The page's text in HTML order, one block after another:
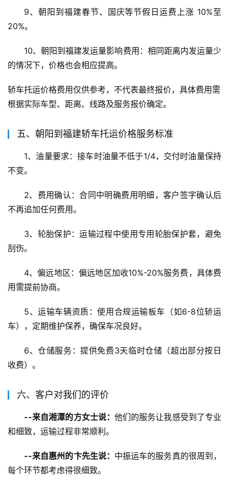
9、朝阳到福建春节、国庆等节假日运费上涨 10%至
20%。
10、朝阳到福建发运量影响费用：相同距离内发运量少
的情况下，价格也会相应提高。
轿车托运价格费用仅供参考，不代表最终报价，具体费用需
根据实际车型、距离、线路及服务报价确定。
五、朝阳到福建轿车托运价格服务标准
1、油量要求：接车时油量不低于1/4，交付时油量保持
不变。
2、费用确认：合同中明确费用明细，客户签字确认后
不再追加任何费用。
3、轮胎保护：运输过程中使用专用轮胎保护套，避免
刮伤。
4、偏远地区：偏远地区加收10%-20%服务费，具体费
用需提前协商。
5、运输车辆资质：使用合规运输板车（如6-8位轿运
车），定期维护保养，确保车况良好。
6、仓储服务：提供免费3天临时仓储（超出部分按日
收费）。
六、客户对我们的评价
--来自湘潭的方女士说： 他们的服务让我感受到了专业
和细致，运输过程非常顺利。
--来自惠州的卞先生说： 中振运车的服务真的很周到，
每个环节都考虑得很细致。